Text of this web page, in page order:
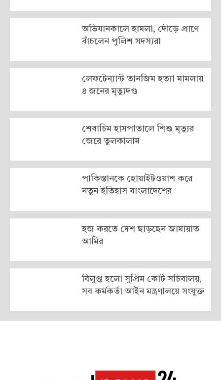
অভিযানকালে হামলা, দৌড়ে প্রাণে
বাঁচলেন পুলিশ সদস্যরা
লেফটেন্যান্ট তানজিম হত্যা মামলায়
৪ জনের মৃত্যুদণ্ড
শেবাচিম হাসপাতালে শিশু মৃত্যুর
জেরে তুলকালাম
পাকিস্তানকে হোয়াইটওয়াশ করে
নতুন ইতিহাস বাংলাদেশের
হজ করতে দেশ ছাড়ছেন জামায়াত
আমির
বিলুপ্ত হলো সুপ্রিম কোর্ট সচিবালয়,
সব কর্মকর্তা আইন মন্ত্রণালয়ে সংযুক্ত